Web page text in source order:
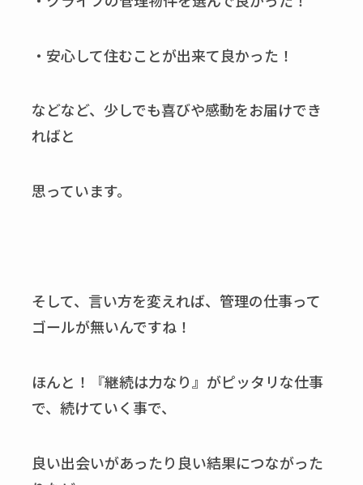
・安心して住むことが出来て良かった！
などなど、少しでも喜びや感動をお届けでき
ればと
思っています。
そして、言い方を変えれば、管理の仕事って
ゴールが無いんですね！
ほんと！『継続は力なり』がピッタリな仕事
で、続けていく事で、
良い出会いがあったり良い結果につながった